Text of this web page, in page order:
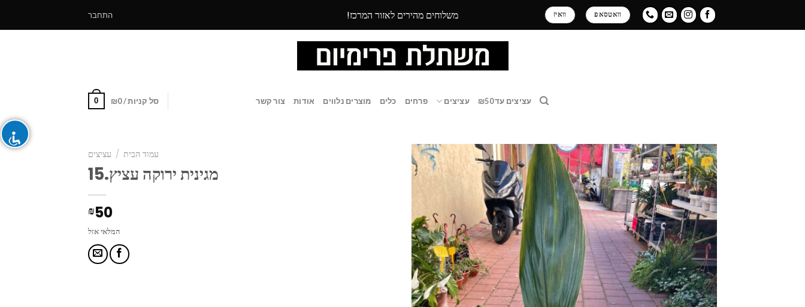
וואטסאפ וואיז משלוחים מהירים לאזור המרכז! התחבר
עציצים עד ₪50 עציצים פרחים כלים מוצרים נלווים אודות צור קשר סל קניות / ₪0
0
עמוד הבית / עציצים
מגינית ירוקה עציץ.15
₪50
המלאי אזל